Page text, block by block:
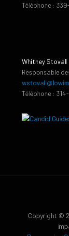
Téléphone :
Whitney Stovall
Responsable
Téléphone :
Copyright ©